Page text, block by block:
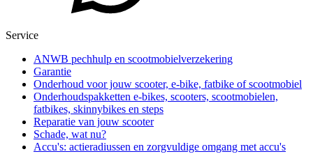
Service
ANWB pechhulp en scootmobielverzekering
Garantie
Onderhoud voor jouw scooter, e-bike, fatbike of scootmobiel
Onderhoudspakketten e-bikes, scooters, scootmobielen,
fatbikes, skinnybikes en steps
Reparatie van jouw scooter
Schade, wat nu?
Accu's: actieradiussen en zorgvuldige omgang met accu's